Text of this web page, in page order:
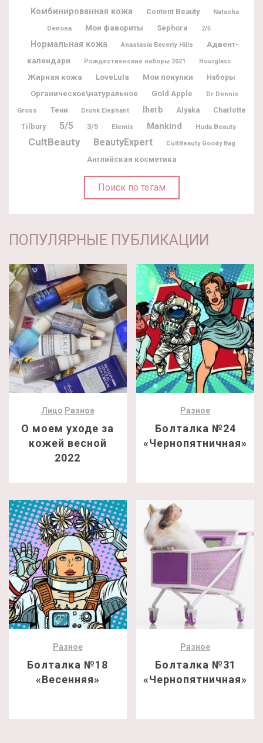
Комбинированная кожа Content Beauty
Natasha
Denona
Мои фавориты Sephora 2/5
Нормальная кожа Anastasia Beverly Hills
Адвент-
календари
Рождественские наборы 2021 Hourglass
Жирная кожа LoveLula Мои покупки Наборы
Органическое\натуральное Gold Apple
Dr Dennis
Gross
Тени Drunk Elephant Iherb Alyaka
Charlotte
Tilbury
5/5 3/5 Elemis Mankind Huda Beauty
CultBeauty BeautyExpert CultBeauty Goody Bag
Английская косметика
Поиск по тегам
ПОПУЛЯРНЫЕ ПУБЛИКАЦИИ
Лицо Разное
О моем уходе за
кожей весной
2022
Разное
Болталка №24
«Чернопятничная»
Разное
Болталка №18
«Весенняя»
Разное
Болталка №31
«Чернопятничная»